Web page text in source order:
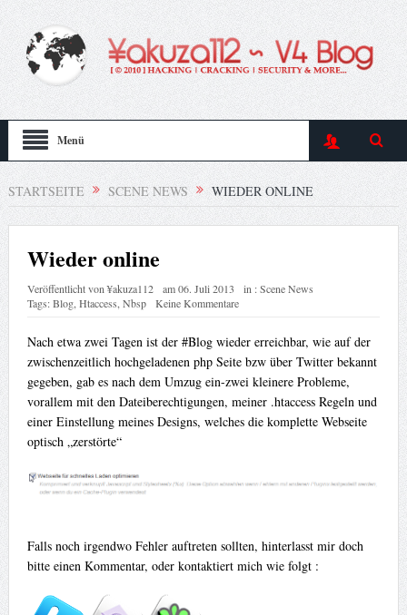
Menü
STARTSEITE SCENE NEWS WIEDER ONLINE
Wieder online
Veröffentlicht von¥akuza112 am06. Juli 2013 in :Scene News
Tags:Blog, Htaccess Nbsp Keine Kommentare
Nach etwa zwei Tagen ist der #Blog wieder erreichbar, wie auf der
zwischenzeitlich hochgeladenen php Seite bzw über Twitter bekannt
gegeben, gab es nach dem Umzug ein-zwei kleinere Probleme,
vorallem mit den Dateiberechtigungen, meiner .htaccess Regeln und
einer Einstellung meines Designs, welches die komplette Webseite
optisch „zerstörte“
Falls noch irgendwo Fehler auftreten sollten, hinterlasst mir doch
bitte einen Kommentar, oder kontaktiert mich wie folgt :